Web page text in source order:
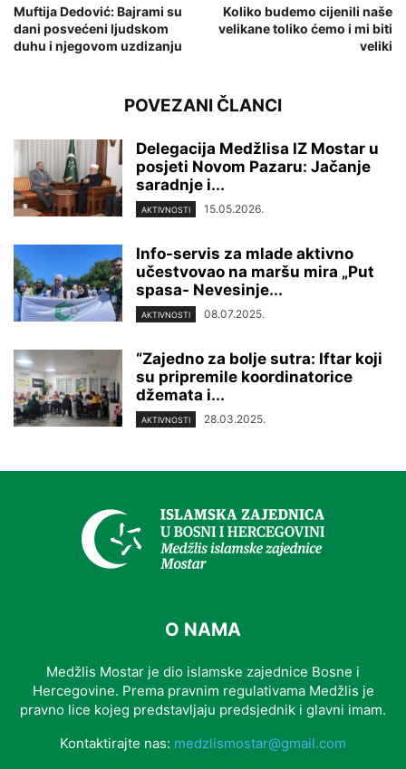
Muftija Dedović: Bajrami su
dani posvećeni ljudskom
duhu i njegovom uzdizanju
Koliko budemo cijenili naše
velikane toliko ćemo i mi biti
veliki
POVEZANI ČLANCI
Delegacija Medžlisa IZ Mostar u
posjeti Novom Pazaru: Jačanje
saradnje i...
AKTIVNOSTI 15.05.2026.
Info-servis za mlade aktivno
učestvovao na maršu mira „Put
spasa- Nevesinje...
AKTIVNOSTI 08.07.2025.
“Zajedno za bolje sutra: Iftar koji
su pripremile koordinatorice
džemata i...
AKTIVNOSTI 28.03.2025.
O NAMA
Medžlis Mostar je dio islamske zajednice Bosne i
Hercegovine. Prema pravnim regulativama Medžlis je
pravno lice kojeg predstavljaju predsjednik i glavni imam.
Kontaktirajte nas: medzlismostar@gmail.com